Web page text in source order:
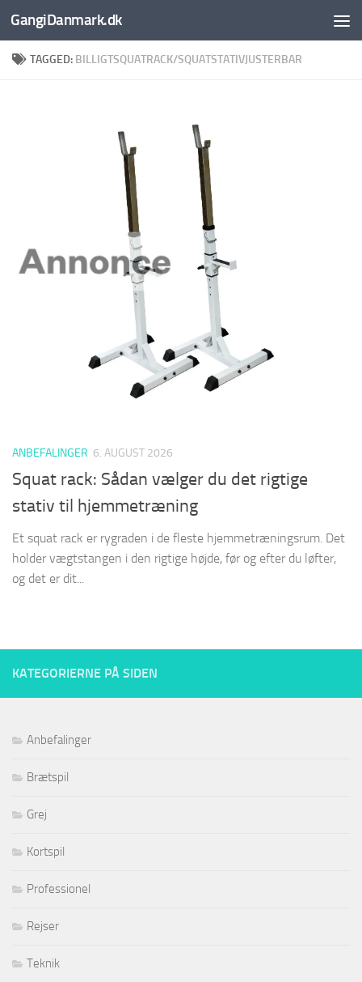
Skip to content
GangiDanmark.dk
TAGGED: BILLIGTSQUATRACK/SQUATSTATIVJUSTERBAR
ANBEFALINGER 6. AUGUST 2026
Squat rack: Sådan vælger du det rigtige
stativ til hjemmetræning
Et squat rack er rygraden i de fleste hjemmetræningsrum. Det
holder vægtstangen i den rigtige højde, før og efter du løfter,
og det er dit...
KATEGORIERNE PÅ SIDEN
Anbefalinger
Brætspil
Grej
Kortspil
Professionel
Rejser
Teknik